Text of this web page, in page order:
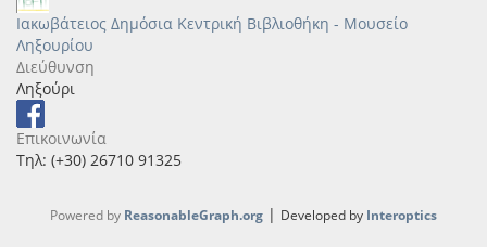
Ιακωβάτειος Δημόσια Κεντρική Βιβλιοθήκη - Μουσείο
Ληξουρίου
Διεύθυνση
Ληξούρι
Επικοινωνία
Τηλ: (+30) 26710 91325
Powered by ReasonableGraph.org | Developed by Interoptics